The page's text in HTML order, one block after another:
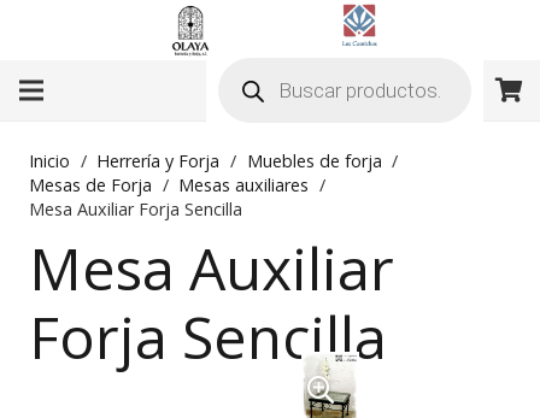
productos
Inicio / Herrería y Forja / Muebles de forja /
Mesas de Forja / Mesas auxiliares /
Mesa Auxiliar Forja Sencilla
Mesa Auxiliar
Forja Sencilla